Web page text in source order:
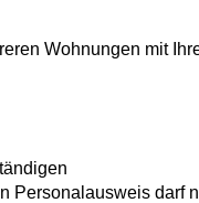
Wohnungen mit
Personalausweis darf